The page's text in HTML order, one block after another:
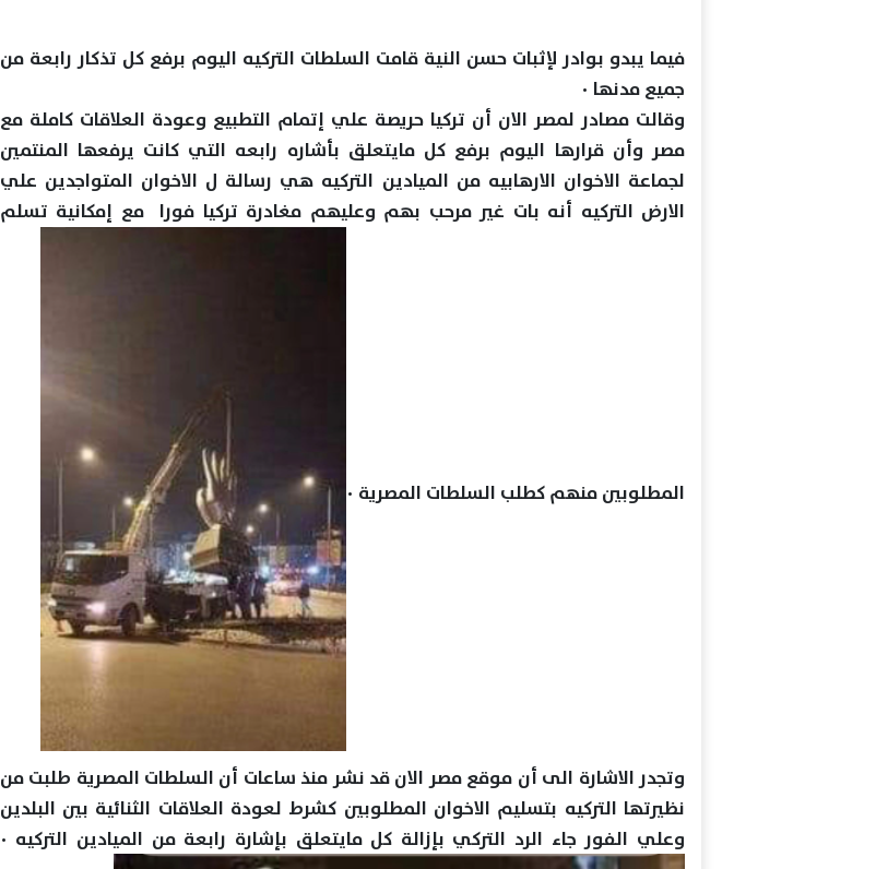
فيما يبدو بوادر لإثبات حسن النية قامت السلطات التركيه اليوم برفع كل تذكار رابعة من
جميع مدنها ٠
وقالت مصادر لمصر الان أن تركيا حريصة علي إتمام التطبيع وعودة العلاقات كاملة مع
مصر وأن قرارها اليوم برفع كل مايتعلق بأشاره رابعه التي كانت يرفعها المنتمين
لجماعة الاخوان الارهابيه من الميادين التركيه هي رسالة ل الاخوان المتواجدين علي
الارض التركيه أنه بات غير مرحب بهم وعليهم مغادرة تركيا فورا مع إمكانية تسلم
المطلوبين منهم كطلب السلطات المصرية ٠
وتجدر الاشارة الى أن موقع مصر الان قد نشر منذ ساعات أن السلطات المصرية طلبت من
نظيرتها التركيه بتسليم الاخوان المطلوبين كشرط لعودة العلاقات الثنائية بين البلدين
وعلي الفور جاء الرد التركي بإزالة كل مايتعلق بإشارة رابعة من الميادين التركيه ٠